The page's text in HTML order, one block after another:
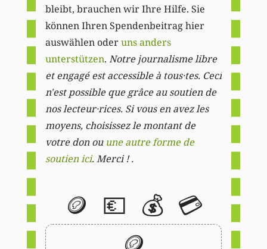
bleibt, brauchen wir Ihre Hilfe. Sie
können Ihren Spendenbeitrag hier
auswählen oderuns anders
unterstützen. Notre journalisme libre
et engagé est accessible à tous·tes. Ceci
n'est possible que grâce au soutien de
nos lecteur·rices. Si vous en avez les
moyens, choisissez le montant de
votre don ou une autre forme de
soutien ici. Merci ! .
🪙 💶 💰 💳